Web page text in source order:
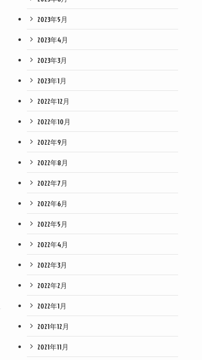
2023年5月
2023年4月
2023年3月
2023年1月
2022年12月
2022年10月
2022年9月
2022年8月
2022年7月
2022年6月
2022年5月
2022年4月
2022年3月
2022年2月
2022年1月
2021年12月
2021年11月